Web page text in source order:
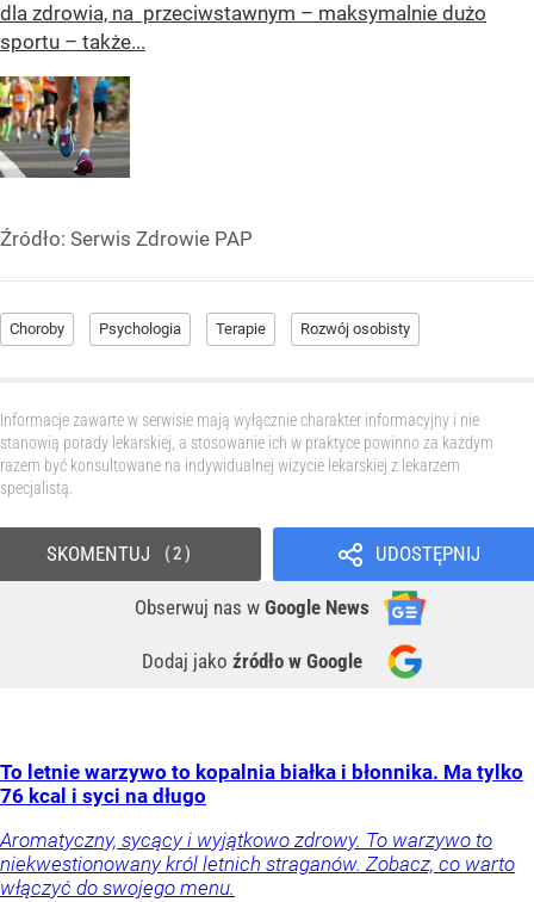
dla zdrowia, na przeciwstawnym – maksymalnie dużo
sportu – także...
Źródło: Serwis Zdrowie PAP
Choroby Psychologia Terapie Rozwój osobisty
Informacje zawarte w serwisie mają wyłącznie charakter informacyjny i nie
stanowią porady lekarskiej, a stosowanie ich w praktyce powinno za każdym
razem być konsultowane na indywidualnej wizycie lekarskiej z lekarzem
specjalistą.
UDOSTĘPNIJ
Obserwuj nas w Google News
Dodaj jako źródło w Google
SKOMENTUJ 2
To letnie warzywo to kopalnia białka i błonnika. Ma tylko
76 kcal i syci na długo
Aromatyczny, sycący i wyjątkowo zdrowy. To warzywo to
niekwestionowany król letnich straganów. Zobacz, co warto
włączyć do swojego menu.